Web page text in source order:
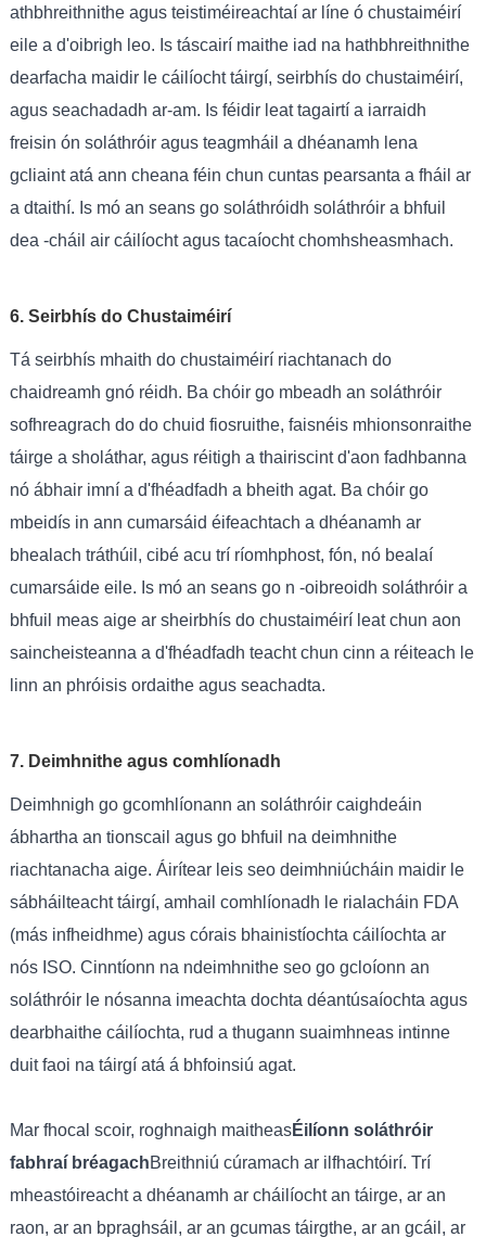
athbhreithnithe agus teistiméireachtaí ar líne ó chustaiméirí
eile a d'oibrigh leo. Is táscairí maithe iad na hathbhreithnithe
dearfacha maidir le cáilíocht táirgí, seirbhís do chustaiméirí,
agus seachadadh ar-am. Is féidir leat tagairtí a iarraidh
freisin ón soláthróir agus teagmháil a dhéanamh lena
gcliaint atá ann cheana féin chun cuntas pearsanta a fháil ar
a dtaithí. Is mó an seans go soláthróidh soláthróir a bhfuil
dea -cháil air cáilíocht agus tacaíocht chomhsheasmhach.
6. Seirbhís do Chustaiméirí
Tá seirbhís mhaith do chustaiméirí riachtanach do
chaidreamh gnó réidh. Ba chóir go mbeadh an soláthróir
sofhreagrach do do chuid fiosruithe, faisnéis mhionsonraithe
táirge a sholáthar, agus réitigh a thairiscint d'aon fadhbanna
nó ábhair imní a d'fhéadfadh a bheith agat. Ba chóir go
mbeidís in ann cumarsáid éifeachtach a dhéanamh ar
bhealach tráthúil, cibé acu trí ríomhphost, fón, nó bealaí
cumarsáide eile. Is mó an seans go n -oibreoidh soláthróir a
bhfuil meas aige ar sheirbhís do chustaiméirí leat chun aon
saincheisteanna a d'fhéadfadh teacht chun cinn a réiteach le
linn an phróisis ordaithe agus seachadta.
7. Deimhnithe agus comhlíonadh
Deimhnigh go gcomhlíonann an soláthróir caighdeáin
ábhartha an tionscail agus go bhfuil na deimhnithe
riachtanacha aige. Áirítear leis seo deimhniúcháin maidir le
sábháilteacht táirgí, amhail comhlíonadh le rialacháin FDA
(más infheidhme) agus córais bhainistíochta cáilíochta ar
nós ISO. Cinntíonn na ndeimhnithe seo go gcloíonn an
soláthróir le nósanna imeachta dochta déantúsaíochta agus
dearbhaithe cáilíochta, rud a thugann suaimhneas intinne
duit faoi na táirgí atá á bhfoinsiú agat.
Mar fhocal scoir, roghnaigh maitheasÉilíonn soláthróir
fabhraí bréagachBreithniú cúramach ar ilfhachtóirí. Trí
mheastóireacht a dhéanamh ar cháilíocht an táirge, ar an
raon, ar an bpraghsáil, ar an gcumas táirgthe, ar an gcáil, ar